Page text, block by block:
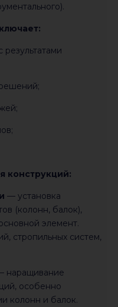
результатами
конструкций:
— установка
(колонн, балок),
элемент.
стропильных систем,
наращивание
особенно
колонн и балок.